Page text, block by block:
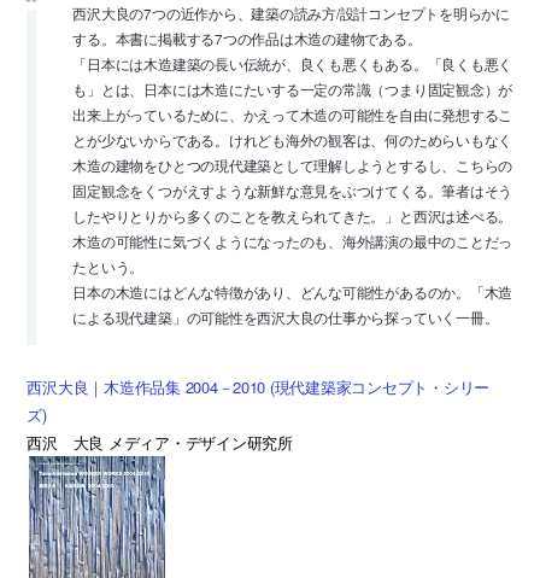
西沢大良の7つの近作から、建築の読み方/設計コンセプトを明らかに
する。本書に掲載する7つの作品は木造の建物である。
「日本には木造建築の長い伝統が、良くも悪くもある。「良くも悪く
も」とは、日本には木造にたいする一定の常識（つまり固定観念）が
出来上がっているために、かえって木造の可能性を自由に発想するこ
とが少ないからである。けれども海外の観客は、何のためらいもなく
木造の建物をひとつの現代建築として理解しようとするし、こちらの
固定観念をくつがえすような新鮮な意見をぶつけてくる。筆者はそう
したやりとりから多くのことを教えられてきた。」と西沢は述べる。
木造の可能性に気づくようになったのも、海外講演の最中のことだっ
たという。
日本の木造にはどんな特徴があり、どんな可能性があるのか。「木造
による現代建築」の可能性を西沢大良の仕事から探っていく一冊。
西沢大良｜木造作品集 2004－2010 (現代建築家コンセプト・シリー
ズ)
西沢 大良 メディア・デザイン研究所